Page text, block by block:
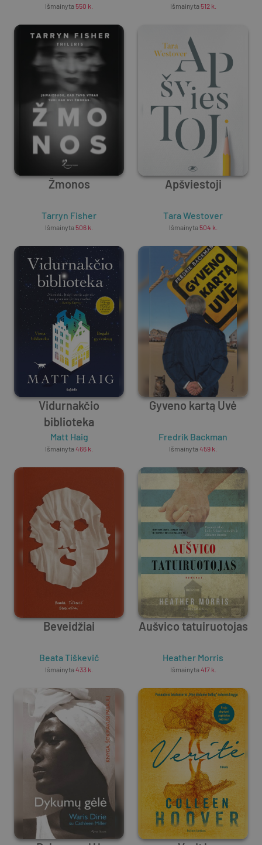
Išmainyta550 k. Išmainyta512k.
Žmonos
Tarryn Fisher
Išmainyta506 k.
Apšviestoji
Tara Westover
Išmainyta504 k.
Vidurnakčio
biblioteka
Matt Haig
Išmainyta466 k.
Gyveno kartą Uvė
Fredrik Backman
Išmainyta459 k.
Beveidžiai
Beata Tiškevič
Išmainyta433 k.
Aušvico tatuiruotojas
Heather Morris
Išmainyta417k.